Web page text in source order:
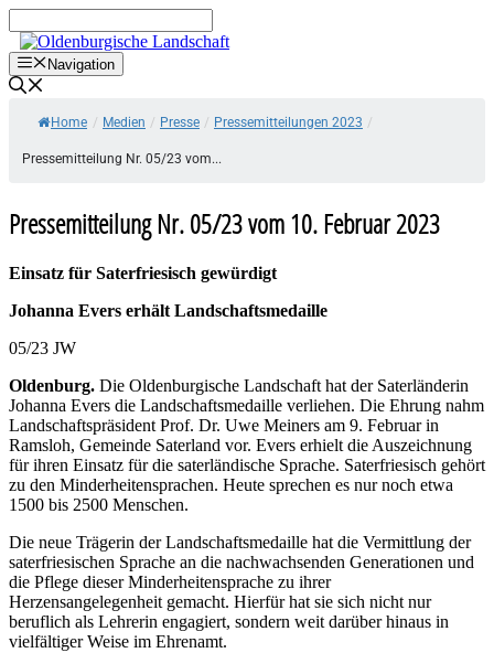
Inhalt
springenNavigation
Home / Medien / Presse / Pressemitteilungen 2023 /
Pressemitteilung Nr. 05/23 vom...
Pressemitteilung Nr. 05/23 vom 10. Februar 2023
Einsatz für Saterfriesisch gewürdigt
Johanna Evers erhält Landschaftsmedaille
05/23 JW
Oldenburg. Die Oldenburgische Landschaft hat der Saterländerin
Johanna Evers die Landschaftsmedaille verliehen. Die Ehrung nahm
Landschaftspräsident Prof. Dr. Uwe Meiners am 9. Februar in
Ramsloh, Gemeinde Saterland vor. Evers erhielt die Auszeichnung
für ihren Einsatz für die saterländische Sprache. Saterfriesisch gehört
zu den Minderheitensprachen. Heute sprechen es nur noch etwa
1500 bis 2500 Menschen.
Die neue Trägerin der Landschaftsmedaille hat die Vermittlung der
saterfriesischen Sprache an die nachwachsenden Generationen und
die Pflege dieser Minderheitensprache zu ihrer
Herzensangelegenheit gemacht. Hierfür hat sie sich nicht nur
beruflich als Lehrerin engagiert, sondern weit darüber hinaus in
vielfältiger Weise im Ehrenamt.